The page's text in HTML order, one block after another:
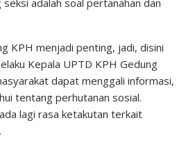
adalah soal pertanahan dan
KPH menjadi penting, jadi, disini
Kepala UPTD KPH Gedung
dapat menggali informasi,
tentang perhutanan sosial.
lagi rasa ketakutan terkait